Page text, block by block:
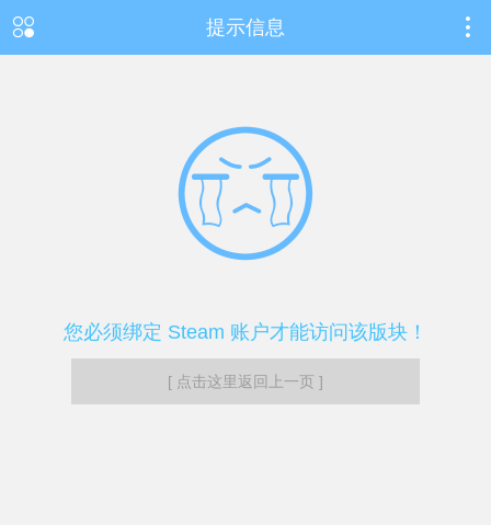
提示信息
您必须绑定 Steam 账户才能访问该版块！
[ 点击这里返回上一页 ]